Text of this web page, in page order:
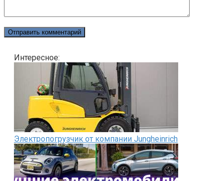
Интересное:
Электропогрузчик от компании Jungheinrich